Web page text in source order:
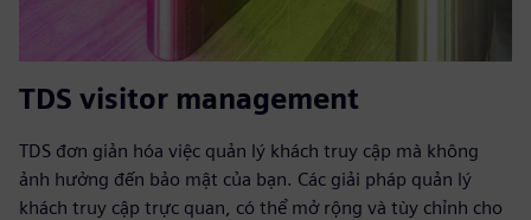
TDS visitor management
TDS đơn giản hóa việc quản lý khách truy cập mà không
ảnh hưởng đến bảo mật của bạn. Các giải pháp quản lý
khách truy cập trực quan, có thể mở rộng và tùy chỉnh cho